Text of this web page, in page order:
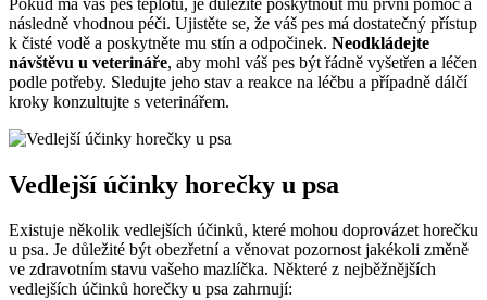
následně vhodnou péči.‍ Ujistěte se, že⁤ váš pes má dostatečný přístup
k čisté vodě a poskytněte mu stín a ⁢odpočinek. Neodkládejte
návštěvu u veterináře, aby mohl váš pes být ​řádně ⁣vyšetřen a léčen
podle potřeby. Sledujte jeho stav a reakce ‌na ⁢léčbu a případně‌ dálčí
kroky konzultujte s veterinářem.
Vedlejší účinky ‍horečky u psa
Existuje několik vedlejších ⁤účinků, které mohou doprovázet horečku
u psa. Je důležité být obezřetní a věnovat pozornost ‌jakékoli změně
ve zdravotním stavu vašeho mazlíčka. Některé z nejběžnějších
vedlejších účinků horečky u psa zahrnují: